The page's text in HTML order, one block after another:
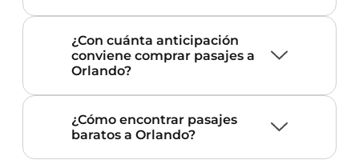
¿Con cuánta anticipación
conviene comprar pasajes a
Orlando?
¿Cómo encontrar pasajes
baratos a Orlando?